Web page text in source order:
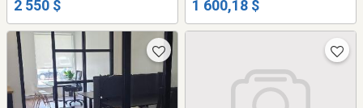
2 550 $ 1 600,18 $